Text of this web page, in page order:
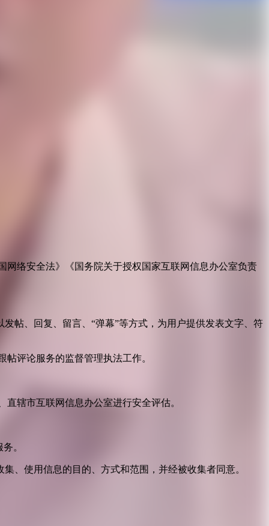
络安全法》《国务院关于授权国家互联网信息办公室负责
帖、回复、留言、“弹幕”等方式，为用户提供发表文字、符
评论服务的监督管理执法工作。
辖市互联网信息办公室进行安全评估。
。
、使用信息的目的、方式和范围，并经被收集者同意。